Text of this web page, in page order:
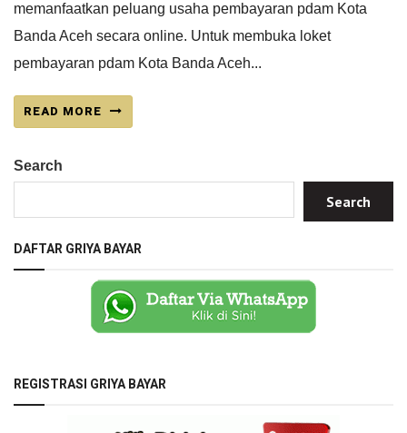
memanfaatkan peluang usaha pembayaran pdam Kota
Banda Aceh secara online. Untuk membuka loket
pembayaran pdam Kota Banda Aceh...
READ MORE
Search
Search
DAFTAR GRIYA BAYAR
REGISTRASI GRIYA BAYAR